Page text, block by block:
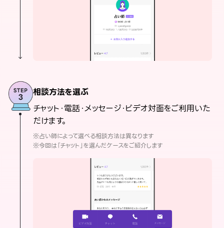
相談方法を選ぶ
チャット・電話・メッセージ・ビデオ対面をご利用いた
だけます。
※占い師によって選べる相談方法は異なります
※今回は「チャット」を選んだケースをご紹介します